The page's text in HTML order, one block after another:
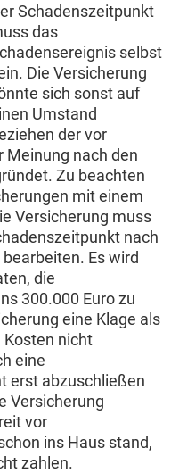
Schadenszeitpunkt
das
selbst
Die Versicherung
sich sonst auf
Umstand
der vor
Meinung nach den
Zu beachten
mit einem
Versicherung muss
nach
Es wird
die
300.000 Euro zu
eine Klage als
Kosten nicht
eine
erst abzuschließen
Versicherung
vor
ins Haus stand,
zahlen.